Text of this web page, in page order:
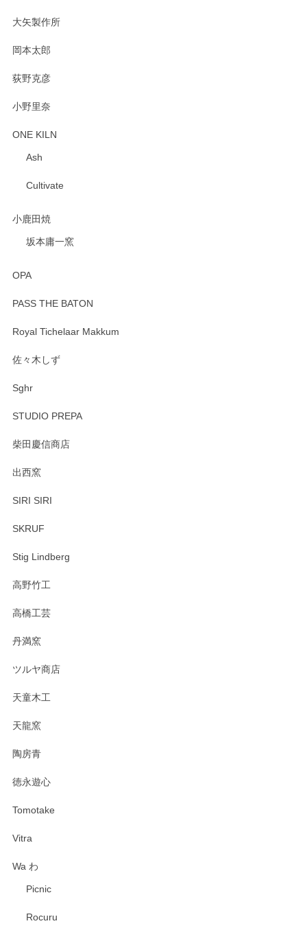
大矢製作所
岡本太郎
荻野克彦
小野里奈
ONE KILN
Ash
Cultivate
小鹿田焼
坂本庸一窯
OPA
PASS THE BATON
Royal Tichelaar Makkum
佐々木しず
Sghr
STUDIO PREPA
柴田慶信商店
出西窯
SIRI SIRI
SKRUF
Stig Lindberg
高野竹工
高橋工芸
丹満窯
ツルヤ商店
天童木工
天龍窯
陶房青
徳永遊心
Tomotake
Vitra
Wa わ
Picnic
Rocuru